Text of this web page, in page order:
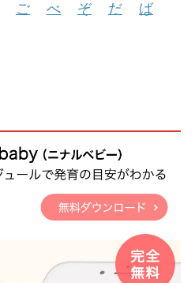
ご べ ぞ だ
ば